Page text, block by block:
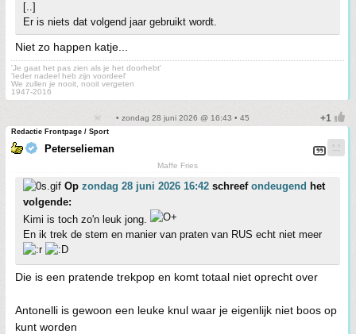
[..]
Er is niets dat volgend jaar gebruikt wordt.
Niet zo happen katje...
'Je gaat het pas zien als je het doorhebt'
'Ieder nadeel heb zijn voordeel'
We zullen je nooit, nooit vergeten
1947-2016
• zondag 28 juni 2026 @ 16:43 • 45
Redactie Frontpage / Sport
Peterselieman
Maffe Fries
Op zondag 28 juni 2026 16:42 schreef ondeugend het
volgende:
Kimi is toch zo'n leuk jong.
En ik trek de stem en manier van praten van RUS echt niet meer
Die is een pratende trekpop en komt totaal niet oprecht over
Antonelli is gewoon een leuke knul waar je eigenlijk niet boos op
kunt worden